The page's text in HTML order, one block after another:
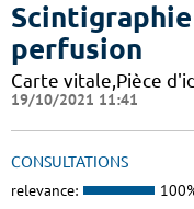
perfusion
Carte vitale,Pièce
19/10/2021 11:41
CONSULTATIONS
relevance: